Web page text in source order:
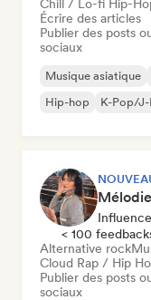
Chill / Lo-fi Hip-
Écrire des articles
Publier des posts
sociaux
Musique asiatique
Hip-hop
K-Pop/J-
< 100
Alternative rock
Cloud Rap / Hip
Publier des posts
sociaux